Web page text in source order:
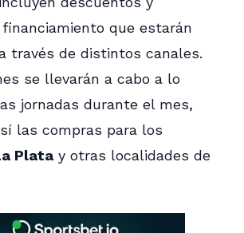
que estarán
través de distintos canales.
se llevarán a cabo a lo
jornadas durante el mes,
las compras para los
Plata y otras localidades de